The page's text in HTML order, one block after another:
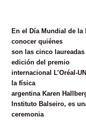
En el Día Mundial de
conocer quiénes
son las cinco
edición del premio
internacional L’Oréal-
la física
argentina Karen
Instituto Balseiro, es
ceremonia